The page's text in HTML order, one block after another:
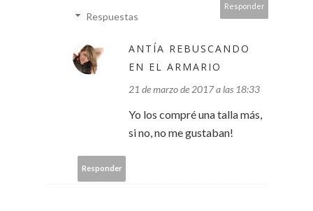
Responder
Respuestas
ANTÍA REBUSCANDO
EN EL ARMARIO
21 de marzo de 2017 a las 18:33
Yo los compré una talla más,
si no, no me gustaban!
Responder